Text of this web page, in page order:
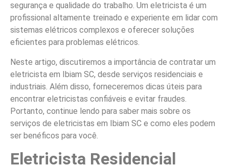
segurança e qualidade do trabalho. Um eletricista é um
profissional altamente treinado e experiente em lidar com
sistemas elétricos complexos e oferecer soluções
eficientes para problemas elétricos.
Neste artigo, discutiremos a importância de contratar um
eletricista em Ibiam SC, desde serviços residenciais e
industriais. Além disso, forneceremos dicas úteis para
encontrar eletricistas confiáveis e evitar fraudes.
Portanto, continue lendo para saber mais sobre os
serviços de eletricistas em Ibiam SC e como eles podem
ser benéficos para você.
Eletricista Residencial